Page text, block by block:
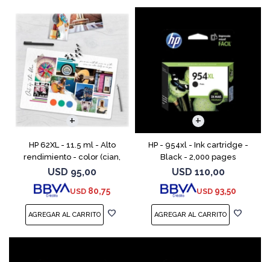
HP 62XL - 11.5 ml - Alto
rendimiento - color (cian,
magenta, amarillo) - original
- cartucho de tinta - para
ENVY 55XX, 56XX, 76
USD 95,00
USD 80,75
HP - 954xl - Ink cartridge -
Black - 2,000 pages
USD 110,00
USD 93,50